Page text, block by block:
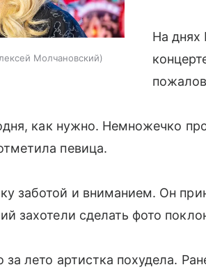
Молчановский
На днях
как нужно. Немножечко
певица.
заботой и вниманием. Он
захотели сделать фото
лето артистка похудела.